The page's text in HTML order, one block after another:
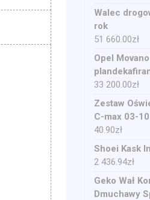
Walec
rok
51 660.00zł
Opel
33 200.00zł
Zestaw
C-max 03-10
40.90zł
Shoei Kask
2 436.94zł
Geko Wał
Dmuchawy